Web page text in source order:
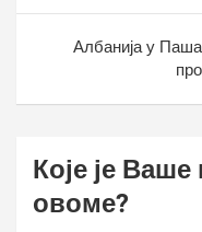
Албанија у
Које је
овоме?